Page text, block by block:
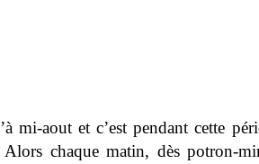
aout et c’est pendant cette
Alors chaque matin, dès potron-